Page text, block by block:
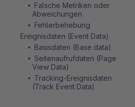
Falsche Metriken oder
Abweichungen
Fehlerbehebung
Ereignisdaten (Event Data)
Basisdaten (Base data)
Seitenaufrufdaten (Page
View Data)
Tracking-Ereignisdaten
(Track Event Data)